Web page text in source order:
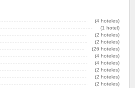
(4 hoteles)
(1 hotel)
(2 hoteles)
(2 hoteles)
(26 hoteles)
(4 hoteles)
(4 hoteles)
(2 hoteles)
(2 hoteles)
(2 hoteles)